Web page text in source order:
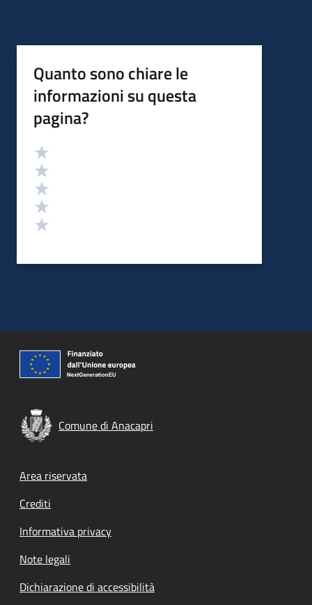
Quanto sono chiare le
informazioni su questa
pagina?
Valutazione
Comune di Anacapri
Footer menu
Area riservata
Crediti
Informativa privacy
Note legali
Dichiarazione di accessibilità